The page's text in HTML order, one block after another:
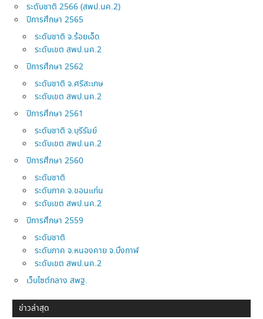
ระดับชาติ 2566 (สพป.นค.2)
ปีการศึกษา 2565
ระดับชาติ จ.ร้อยเอ็ด
ระดับเขต สพป.นค.2
ปีการศึกษา 2562
ระดับชาติ จ.ศรีสะเกษ
ระดับเขต สพป.นค.2
ปีการศึกษา 2561
ระดับชาติ จ.บุรีรัมย์
ระดับเขต สพป.นค.2
ปีการศึกษา 2560
ระดับชาติ
ระดับภาค จ.ขอนแก่น
ระดับเขต สพป.นค.2
ปีการศึกษา 2559
ระดับชาติ
ระดับภาค จ.หนองคาย จ.บึงกาฬ
ระดับเขต สพป.นค.2
เว็บไซต์กลาง สพฐ.
ข่าวล่าสุด